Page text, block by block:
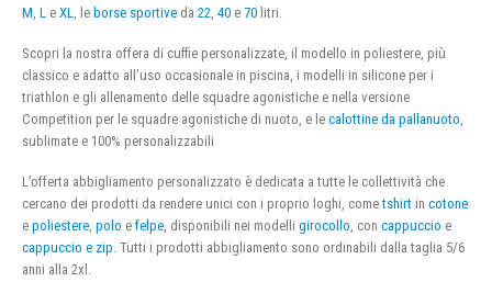
M L e XL , le borse sportive da 22 40 e 70 litri.
Scopri la nostra offera di cuffie personalizzate, il modello in poliestere, più
classico e adatto all’uso occasionale in piscina, i modelli in silicone per i
triathlon e gli allenamento delle squadre agonistiche e nella versione
Competition per le squadre agonistiche di nuoto, e le calottine da pallanuoto,
sublimate e 100% personalizzabili
L’offerta abbigliamento personalizzato è dedicata a tutte le collettività che
cercano dei prodotti da rendere unici con i proprio loghi, cometshirt in cotone
e poliestere, polo e felpe, disponibili nei modelli girocollo, con cappuccio e
cappuccio e zip. Tutti i prodotti abbigliamento sono ordinabili dalla taglia 5/6
anni alla 2xl.